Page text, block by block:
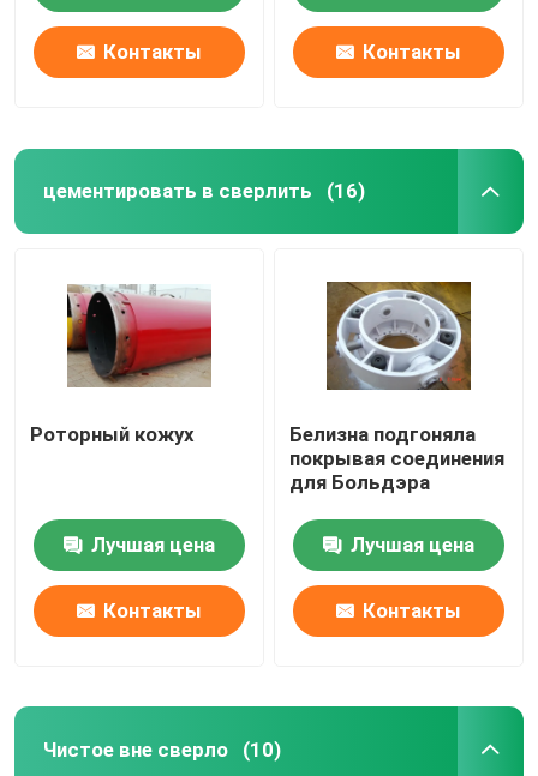
Контакты Контакты
цементировать в сверлить (16)
Роторный кожух
Лучшая цена
Контакты
Белизна подгоняла
покрывая соединения
для Больдэра
Лучшая цена
Контакты
Чистое вне сверло (10)